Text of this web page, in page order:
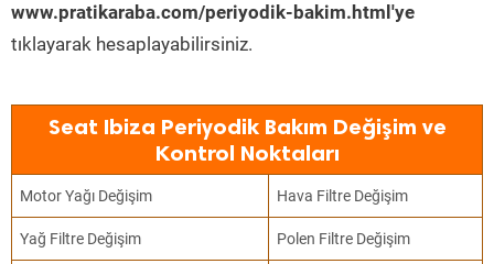
www.pratikaraba.com/periyodik-bakim.html'ye
tıklayarak hesaplayabilirsiniz.
Seat Ibiza Periyodik Bakım Değişim ve
Kontrol Noktaları
Motor Yağı Değişim Hava Filtre Değişim
Yağ Filtre Değişim Polen Filtre Değişim